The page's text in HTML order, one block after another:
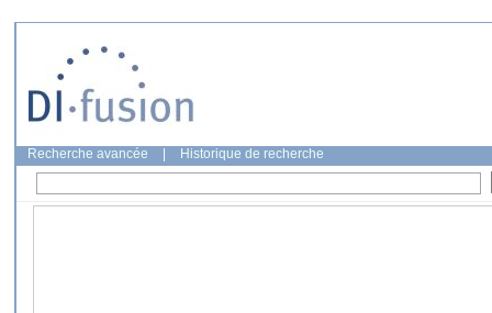
Recherche avancée Historique de recherche